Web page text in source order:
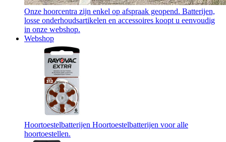
Onze hoorcentra zijn enkel op afspraak geopend. Batterijen,
losse onderhoudsartikelen en accessoires koopt u eenvoudig
in onze webshop.
Webshop
Hoortoestelbatterijen Hoortoestelbatterijen voor alle
hoortoestellen.